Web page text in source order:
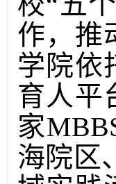
作，推
学院依
育人平
家
海院区